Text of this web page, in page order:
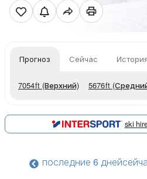
Прогноз Сейчас
7054ft (Верхний) 5676ft
ski
последние 6 дней